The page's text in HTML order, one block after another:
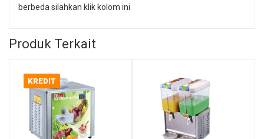
berbeda silahkan klik kolom ini
Produk Terkait
KREDIT